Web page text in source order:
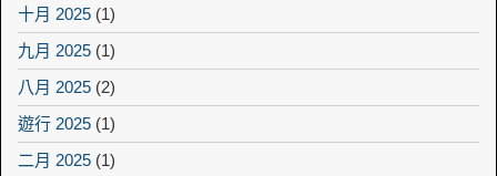
十月 2025 (1)
九月 2025 (1)
八月 2025 (2)
遊行 2025 (1)
二月 2025 (1)